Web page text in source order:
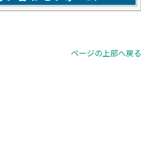
ページの上部へ戻る